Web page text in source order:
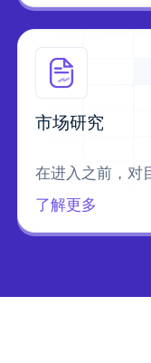
市场研究
在进入之前，对
了解更多